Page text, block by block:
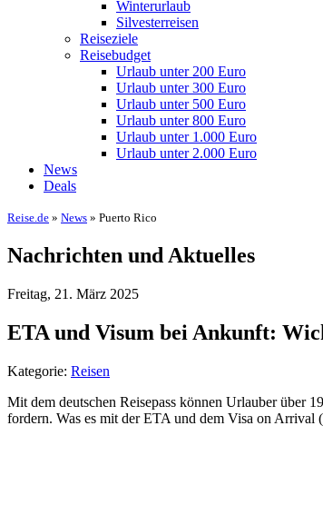
Winterurlaub
Silvesterreisen
Reiseziele
Reisebudget
Urlaub unter 200 Euro
Urlaub unter 300 Euro
Urlaub unter 500 Euro
Urlaub unter 800 Euro
Urlaub unter 1.000 Euro
Urlaub unter 2.000 Euro
News
Deals
Reise.de » News » Puerto Rico
Nachrichten und Aktuelles
Freitag, 21. März 2025
ETA und Visum bei Ankunft:
Kategorie: Reisen
Mit dem deutschen Reisepass können Urlauber über
fordern. Was es mit der ETA und dem Visa on Arrival